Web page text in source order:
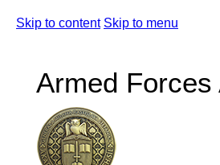
Skip to content Skip to menu
Armed